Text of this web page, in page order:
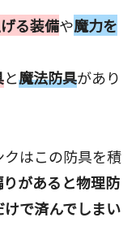
る装備や魔力を
と魔法防具があり
はこの防具を積
があると物理防
で済んでしまい